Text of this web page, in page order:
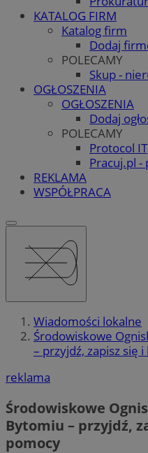
KATALOG FIRM
Katalog firm
Dodaj
POLECAMY
Skup -
OGŁOSZENIA
OGŁOSZENIA
Dodaj
POLECAMY
Protocol IT
Pracuj.pl -
REKLAMA
WSPÓŁPRACA
Wiadomości lokalne
Środowiskowe
– przyjdź, zapisz się
reklama
Środowiskowe
Bytomiu – przyjdź,
pomocy